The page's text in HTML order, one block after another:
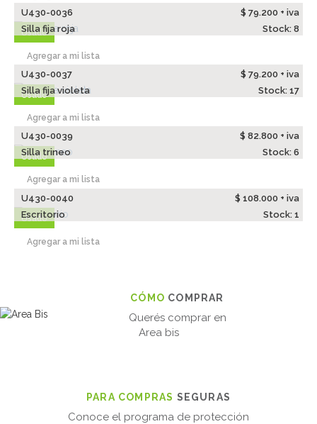
Usado
U430-0036
$ 79.200 + iva
Silla fija roja
Stock: 8
Agregar a mi lista
Usado
U430-0037
$ 79.200 + iva
Silla fija violeta
Stock: 17
Agregar a mi lista
Usado
U430-0039
$ 82.800 + iva
Silla trineo
Stock: 6
Agregar a mi lista
Usado
U430-0040
$ 108.000 + iva
Escritorio
Stock: 1
Agregar a mi lista
CÓMO COMPRAR
Querés comprar en
Area bis
PARA COMPRAS SEGURAS
Conoce el programa de protección